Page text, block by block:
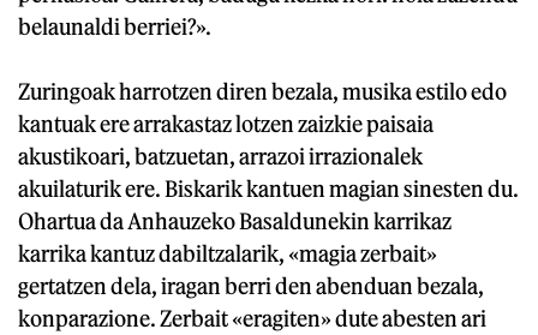
belaunaldi berriei?».
Zuringoak harrotzen diren bezala, musika estilo edo
kantuak ere arrakastaz lotzen zaizkie paisaia
akustikoari, batzuetan, arrazoi irrazionalek
akuilaturik ere. Biskarik kantuen magian sinesten du.
Ohartua da Anhauzeko Basaldunekin karrikaz
karrika kantuz dabiltzalarik, «magia zerbait»
gertatzen dela, iragan berri den abenduan bezala,
konparazione. Zerbait «eragiten» dute abesten ari